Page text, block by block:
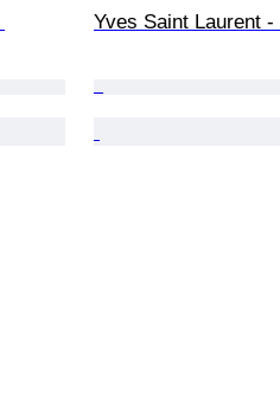
Yves Saint Laurent